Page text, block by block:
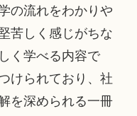
の流れをわかりや
苦しく感じがちな
く学べる内容で
けられており、社
を深められる一冊